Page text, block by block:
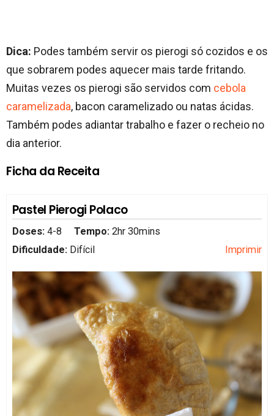
Dica: Podes também servir os pierogi só cozidos e os
que sobrarem podes aquecer mais tarde fritando.
Muitas vezes os pierogi são servidos com cebola
caramelizada, bacon caramelizado ou natas ácidas.
Também podes adiantar trabalho e fazer o recheio no
dia anterior.
Ficha da Receita
Pastel Pierogi Polaco
Doses: 4-8 Tempo: 2hr 30mins
Dificuldade: Difícil Imprimir